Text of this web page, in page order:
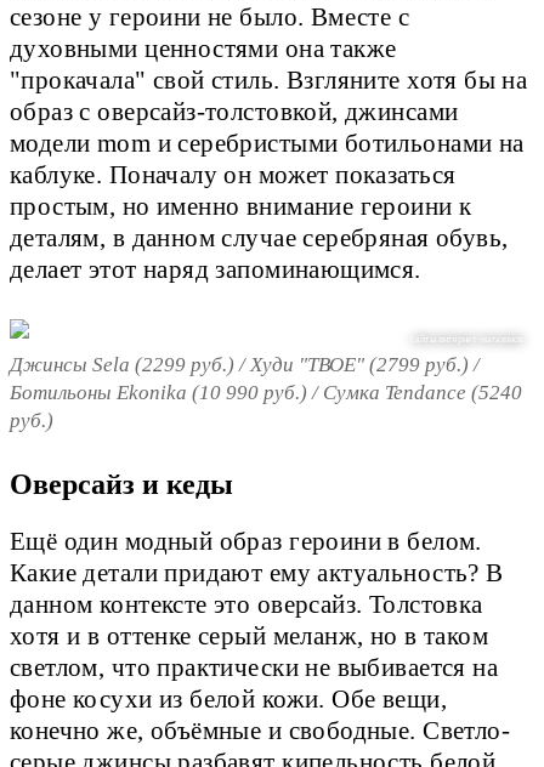
сезоне у героини не было. Вместе с
духовными ценностями она также
"прокачала" свой стиль. Взгляните хотя бы на
образ с оверсайз-толстовкой, джинсами
модели mom и серебристыми ботильонами на
каблуке. Поначалу он может показаться
простым, но именно внимание героини к
деталям, в данном случае серебряная обувь,
делает этот наряд запоминающимся.
сайты интернет-магазинов
Джинсы Sela (2299 руб.) / Худи "ТВОЕ" (2799 руб.) /
Ботильоны Ekonika (10 990 руб.) / Сумка Tendance (5240
руб.)
Оверсайз и кеды
Ещё один модный образ героини в белом.
Какие детали придают ему актуальность? В
данном контексте это оверсайз. Толстовка
хотя и в оттенке серый меланж, но в таком
светлом, что практически не выбивается на
фоне косухи из белой кожи. Обе вещи,
конечно же, объёмные и свободные. Светло-
серые джинсы разбавят кипельность белой